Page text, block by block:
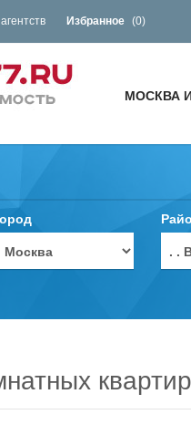
Избранное (0)
МОСКВА
. .